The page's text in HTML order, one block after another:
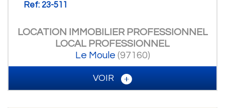
Ref: 23-511
LOCATION IMMOBILIER PROFESSIONNEL
LOCAL PROFESSIONNEL
Le Moule (97160)
VOIR